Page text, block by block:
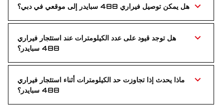
هل يمكن توصيل فيراري 488 سبايدر إلى موقعي في دبي؟
داخل دبي.
هل توجد قيود على عدد الكيلومترات عند استئجار فيراري
488 سبايدر؟
كيلومتر إضافي.
ماذا يحدث إذا تجاوزت حد الكيلومترات أثناء استئجار فيراري
488 سبايدر؟